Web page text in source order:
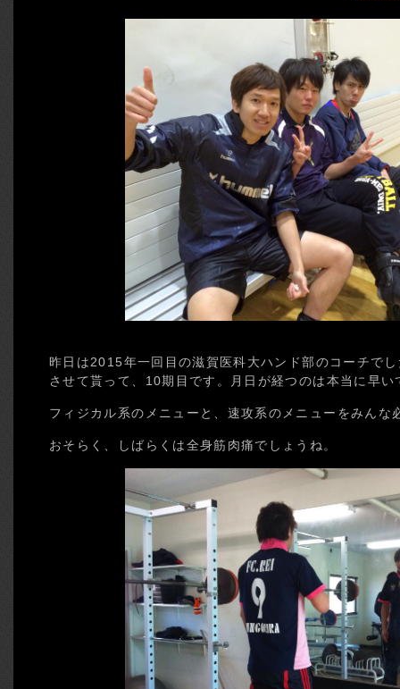
昨日は2015年一回目の滋賀医科大ハンド部のコーチで
させて貰って、10期目です。月日が経つのは本当に早い
フィジカル系のメニューと、速攻系のメニューをみんな
おそらく、しばらくは全身筋肉痛でしょうね。